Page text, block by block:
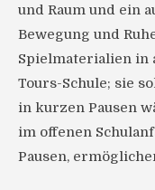
und Raum und ein
Bewegung und
Spielmaterialien in
Tours-Schule; sie
in kurzen Pausen
im offenen
Pausen,